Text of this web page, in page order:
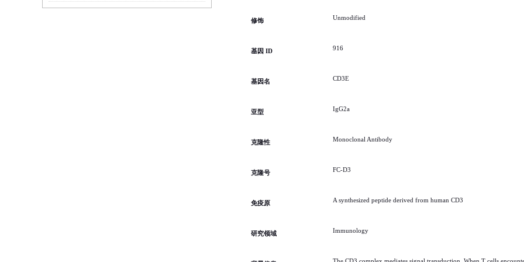
修饰 Unmodified
基因 ID 916
基因名 CD3E
亚型 IgG2a
克隆性 Monoclonal Antibody
克隆号 FC-D3
免疫原 A synthesized peptide derived from human CD3
研究领域 Immunology